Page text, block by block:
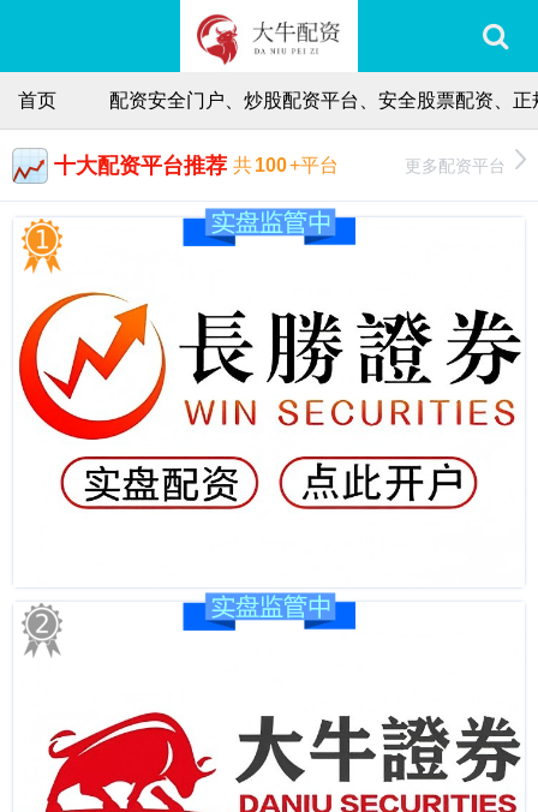
首页 配资安全门户、炒股配资平台、安全股票配资、
十大配资平台推荐 共100+平台 更多配资平台